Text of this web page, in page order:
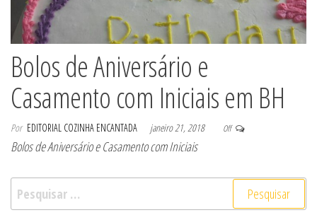
Bolos de Aniversário e
Casamento com Iniciais em BH
Por EDITORIAL COZINHA ENCANTADA janeiro 21, 2018 Off
Bolos de Aniversário e Casamento com Iniciais
Pesquisar por: